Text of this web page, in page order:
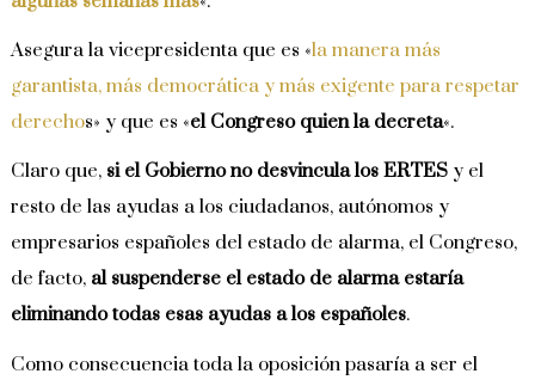
Asegura la vicepresidenta que es «la manera más
garantista, más democrática y más exigente para respetar
derechos» y que es «el Congreso quien la decreta«.
Claro que, si el Gobierno no desvincula los ERTES y el
resto de las ayudas a los ciudadanos, autónomos y
empresarios españoles del estado de alarma, el Congreso,
de facto, al suspenderse el estado de alarma estaría
eliminando todas esas ayudas a los españoles.
Como consecuencia toda la oposición pasaría a ser el